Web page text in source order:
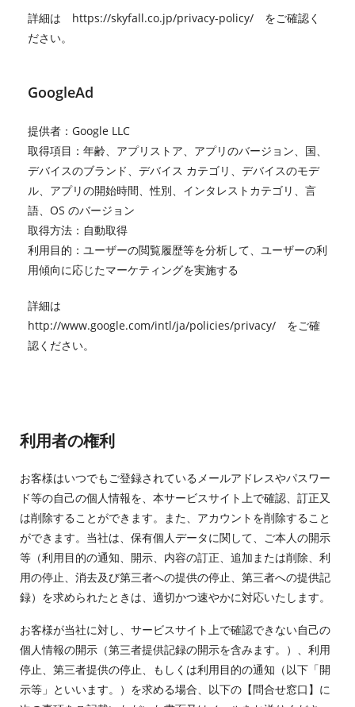
詳細は https://skyfall.co.jp/privacy-policy/ をご確認く
ださい。
GoogleAd
提供者：Google LLC
取得項目：年齢、アプリストア、アプリのバージョン、国、
デバイスのブランド、デバイス カテゴリ、デバイスのモデ
ル、アプリの開始時間、性別、インタレストカテゴリ、言
語、OS のバージョン
取得方法：自動取得
利用目的：ユーザーの閲覧履歴等を分析して、ユーザーの利
用傾向に応じたマーケティングを実施する
詳細は
http://www.google.com/intl/ja/policies/privacy/ をご確
認ください。
利用者の権利
お客様はいつでもご登録されているメールアドレスやパスワー
ド等の自己の個人情報を、本サービスサイト上で確認、訂正又
は削除することができます。また、アカウントを削除すること
ができます。当社は、保有個人データに関して、ご本人の開示
等（利用目的の通知、開示、内容の訂正、追加または削除、利
用の停止、消去及び第三者への提供の停止、第三者への提供記
録）を求められたときは、適切かつ速やかに対応いたします。
お客様が当社に対し、サービスサイト上で確認できない自己の
個人情報の開示（第三者提供記録の開示を含みます。）、利用
停止、第三者提供の停止、もしくは利用目的の通知（以下「開
示等」といいます。）を求める場合、以下の【問合せ窓口】に